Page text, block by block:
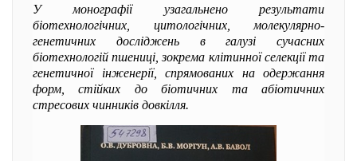
У монографії узагальнено результати
біотехнологічних, цитологічних, молекулярно-
генетичних досліджень в галузі сучасних
біотехнологій пшениці, зокрема клітинної селекції та
генетичної інженерії, спрямованих на одержання
форм, стійких до біотичних та абіотичних
стресових чинників довкілля.